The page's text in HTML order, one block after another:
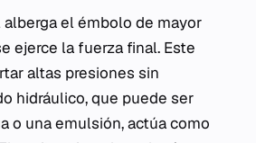
el émbolo de mayor
ejerce la fuerza final. Este
altas presiones sin
hidráulico, que puede ser
o una emulsión, actúa como